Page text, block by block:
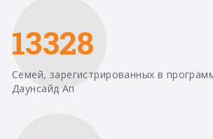
13328
Семей, зарегистрированных в
Даунсайд Ап